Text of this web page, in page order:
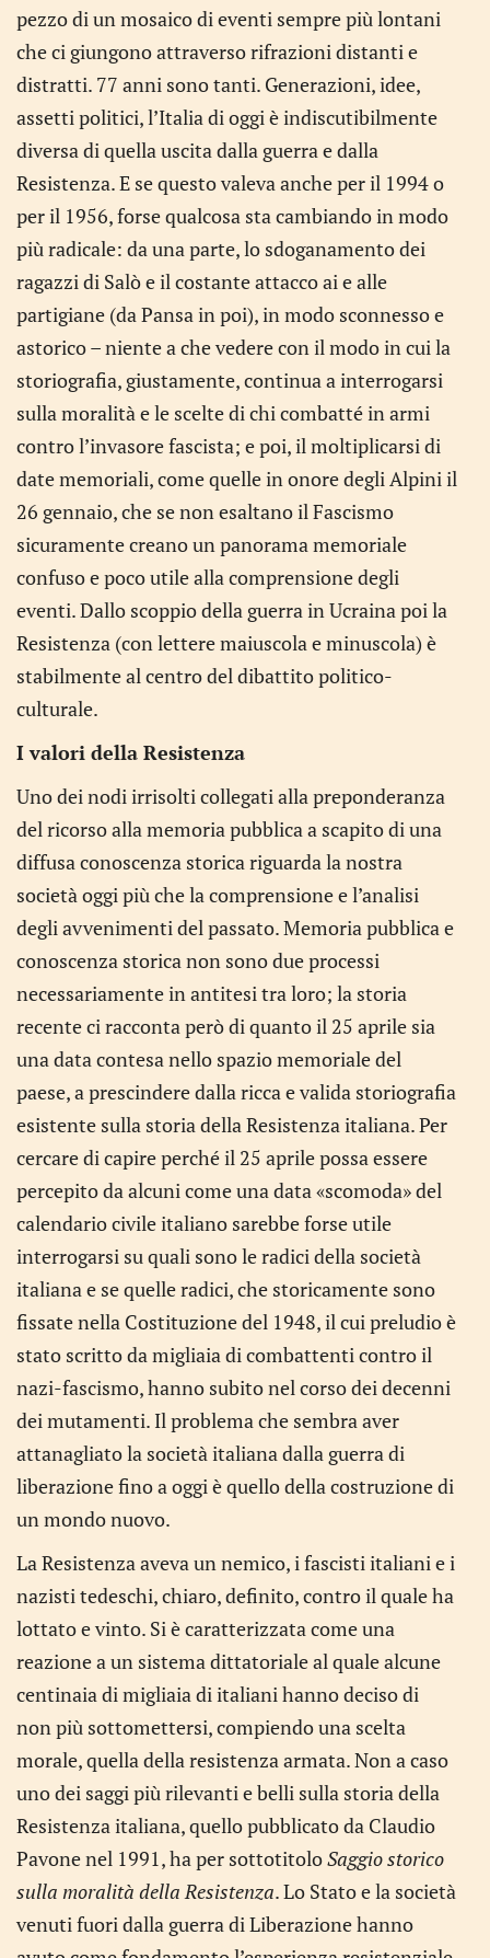
pezzo di un mosaico di eventi sempre più lontani
che ci giungono attraverso rifrazioni distanti e
distratti. 77 anni sono tanti. Generazioni, idee,
assetti politici, l’Italia di oggi è indiscutibilmente
diversa di quella uscita dalla guerra e dalla
Resistenza. E se questo valeva anche per il 1994 o
per il 1956, forse qualcosa sta cambiando in modo
più radicale: da una parte, lo sdoganamento dei
ragazzi di Salò e il costante attacco ai e alle
partigiane (da Pansa in poi), in modo sconnesso e
astorico – niente a che vedere con il modo in cui la
storiografia, giustamente, continua a interrogarsi
sulla moralità e le scelte di chi combatté in armi
contro l’invasore fascista; e poi, il moltiplicarsi di
date memoriali, come quelle in onore degli Alpini il
26 gennaio, che se non esaltano il Fascismo
sicuramente creano un panorama memoriale
confuso e poco utile alla comprensione degli
eventi. Dallo scoppio della guerra in Ucraina poi la
Resistenza (con lettere maiuscola e minuscola) è
stabilmente al centro del dibattito politico-
culturale.
I valori della Resistenza
Uno dei nodi irrisolti collegati alla preponderanza
del ricorso alla memoria pubblica a scapito di una
diffusa conoscenza storica riguarda la nostra
società oggi più che la comprensione e l’analisi
degli avvenimenti del passato. Memoria pubblica e
conoscenza storica non sono due processi
necessariamente in antitesi tra loro; la storia
recente ci racconta però di quanto il 25 aprile sia
una data contesa nello spazio memoriale del
paese, a prescindere dalla ricca e valida storiografia
esistente sulla storia della Resistenza italiana. Per
cercare di capire perché il 25 aprile possa essere
percepito da alcuni come una data «scomoda» del
calendario civile italiano sarebbe forse utile
interrogarsi su quali sono le radici della società
italiana e se quelle radici, che storicamente sono
fissate nella Costituzione del 1948, il cui preludio è
stato scritto da migliaia di combattenti contro il
nazi-fascismo, hanno subito nel corso dei decenni
dei mutamenti. Il problema che sembra aver
attanagliato la società italiana dalla guerra di
liberazione fino a oggi è quello della costruzione di
un mondo nuovo.
La Resistenza aveva un nemico, i fascisti italiani e i
nazisti tedeschi, chiaro, definito, contro il quale ha
lottato e vinto. Si è caratterizzata come una
reazione a un sistema dittatoriale al quale alcune
centinaia di migliaia di italiani hanno deciso di
non più sottomettersi, compiendo una scelta
morale, quella della resistenza armata. Non a caso
uno dei saggi più rilevanti e belli sulla storia della
Resistenza italiana, quello pubblicato da Claudio
Pavone nel 1991, ha per sottotitoloSaggio storico
sulla moralità della Resistenza. Lo Stato e la società
venuti fuori dalla guerra di Liberazione hanno